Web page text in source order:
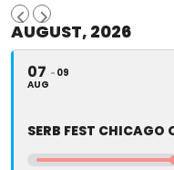
AUGUST, 2026
07
AUG
09
SERB FEST